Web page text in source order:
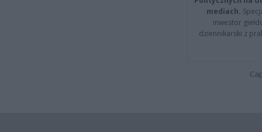
mediach.
inwestor
dziennikarski z